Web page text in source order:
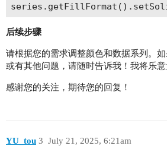
后续步骤
请根据您的需求调整颜色和数据系列。
或有其他问题，请随时告诉我！我将乐意
感谢您的关注，期待您的回复！
YU_tou July 21, 2025, 6:21am
3